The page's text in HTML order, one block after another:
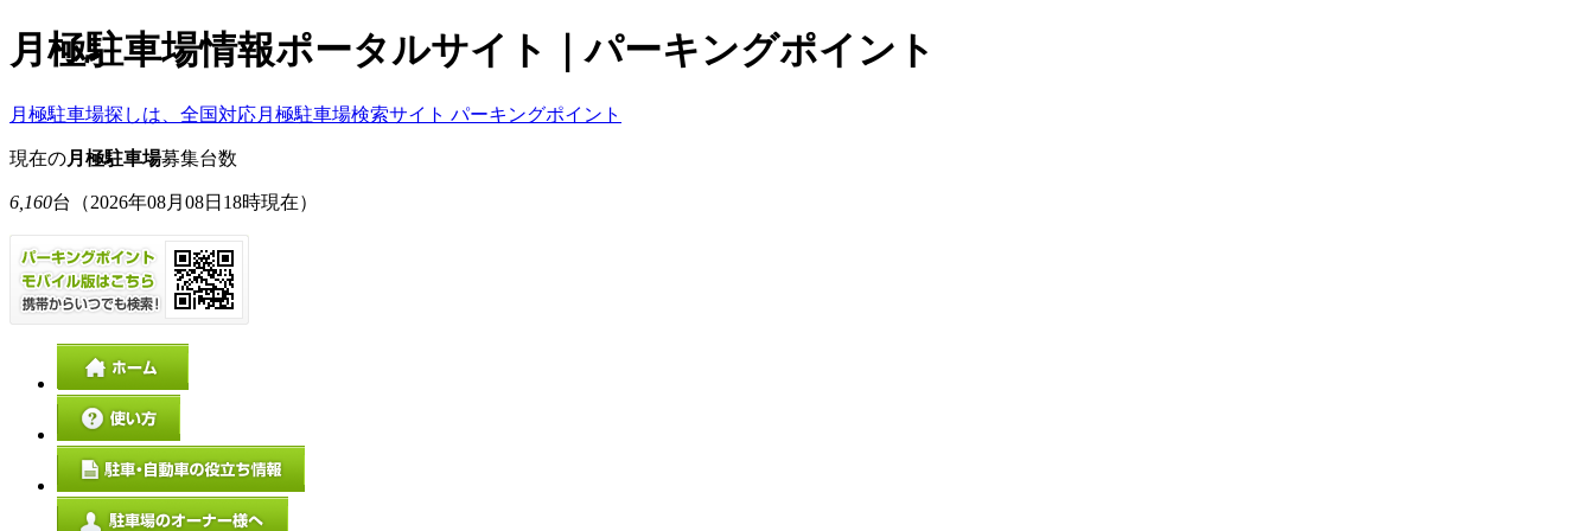
月極駐車場情報ポータルサイト｜パーキングポイント
月極駐車場探しは、全国対応月極駐車場検索サイト パーキングポイント
現在の月極駐車場募集台数
6,160台 （2026年08月08日18時現在）